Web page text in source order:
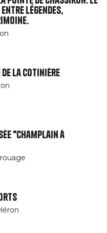
légendes,
de la Cotinière
"Champlain à